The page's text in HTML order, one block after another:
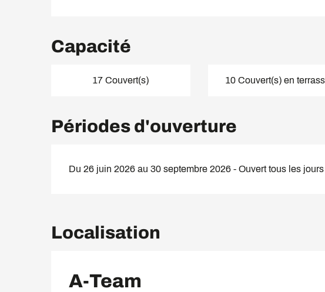
Capacité
17 Couvert(s) 10 Couvert(s) en
Périodes d'ouverture
Du 26 juin 2026 au 30 septembre 2026 - Ouvert tous les jours
Localisation
A-Team